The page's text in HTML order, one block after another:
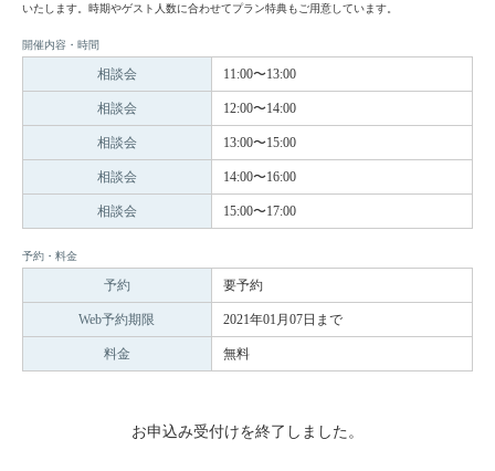
いたします。時期やゲスト人数に合わせてプラン特典もご用意しています。
開催内容・時間
相談会 11:00〜13:00
相談会 12:00〜14:00
相談会 13:00〜15:00
相談会 14:00〜16:00
相談会 15:00〜17:00
予約・料金
予約 要予約
Web予約期限 2021年01月07日まで
料金 無料
お申込み受付けを終了しました。